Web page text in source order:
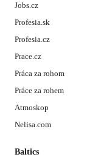
Jobs.cz
Profesia.sk
Profesia.cz
Prace.cz
Práca za rohom
Práce za rohem
Atmoskop
Nelisa.com
Baltics